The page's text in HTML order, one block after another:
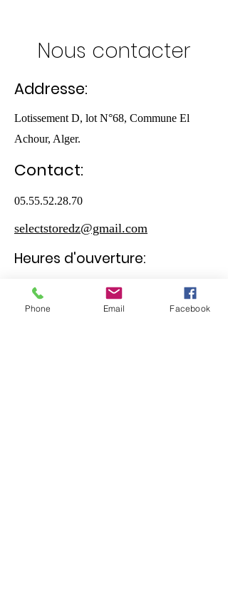
Nous contacter
Addresse:
Lotissement D, lot N°68, Commune El
Achour, Alger.
Contact:
05.55.52.28.70
selectstoredz@gmail.com
Heures d'ouverture:
Samedi - Jeudi 10:30 – 19:00
Phone Email Facebook